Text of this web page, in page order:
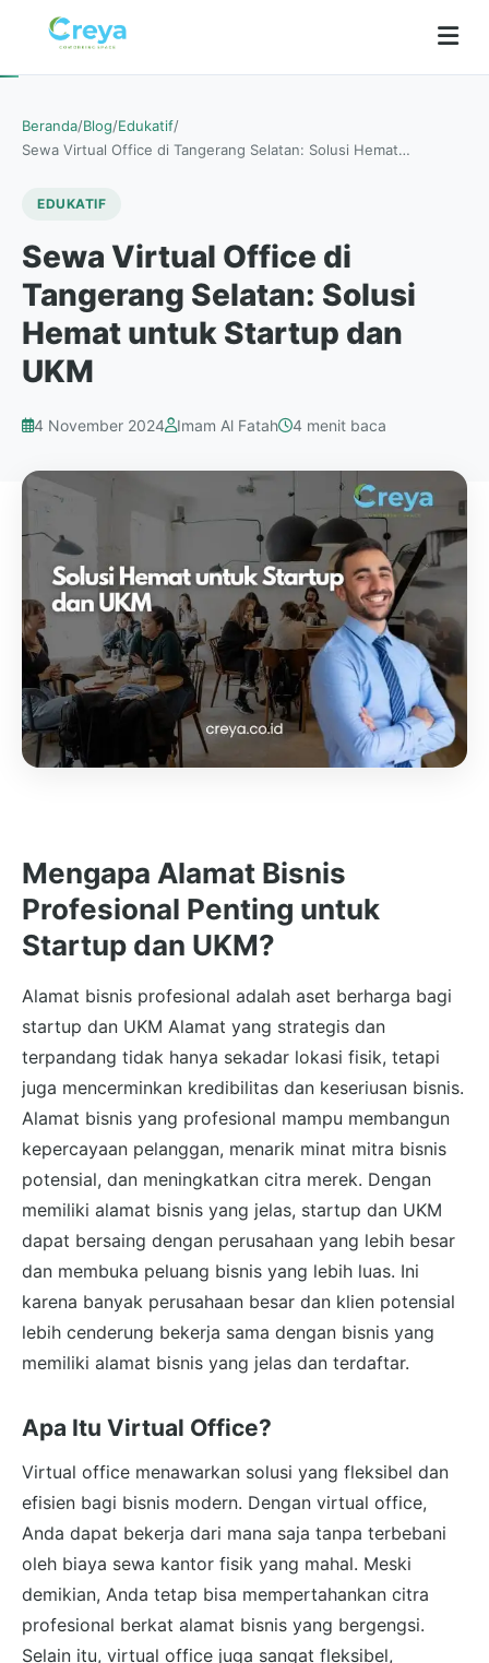
Beranda/Blog/Edukatif/
Sewa Virtual Office di Tangerang Selatan: Solusi Hemat…
EDUKATIF
Sewa Virtual Office di
Tangerang Selatan: Solusi
Hemat untuk Startup dan
UKM
4 November 2024 Imam Al Fatah 4 menit baca
Mengapa Alamat Bisnis
Profesional Penting untuk
Startup dan UKM?
Alamat bisnis profesional adalah aset berharga bagi
startup dan UKM Alamat yang strategis dan
terpandang tidak hanya sekadar lokasi fisik, tetapi
juga mencerminkan kredibilitas dan keseriusan bisnis.
Alamat bisnis yang profesional mampu membangun
kepercayaan pelanggan, menarik minat mitra bisnis
potensial, dan meningkatkan citra merek. Dengan
memiliki alamat bisnis yang jelas, startup dan UKM
dapat bersaing dengan perusahaan yang lebih besar
dan membuka peluang bisnis yang lebih luas. Ini
karena banyak perusahaan besar dan klien potensial
lebih cenderung bekerja sama dengan bisnis yang
memiliki alamat bisnis yang jelas dan terdaftar.
Apa Itu Virtual Office?
Virtual office menawarkan solusi yang fleksibel dan
efisien bagi bisnis modern. Dengan virtual office,
Anda dapat bekerja dari mana saja tanpa terbebani
oleh biaya sewa kantor fisik yang mahal. Meski
demikian, Anda tetap bisa mempertahankan citra
profesional berkat alamat bisnis yang bergengsi.
Selain itu, virtual office juga sangat fleksibel,